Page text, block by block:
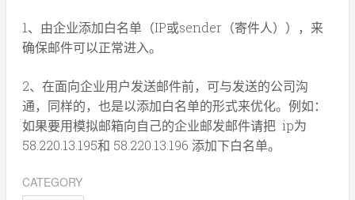
1、由企业添加白名单（IP或sender（寄件人）），来
确保邮件可以正常进入。
2、在面向企业用户发送邮件前，可与发送的公司沟
通，同样的，也是以添加白名单的形式来优化。例如：
如果要用模拟邮箱向自己的企业邮发邮件请把 ip为
58.220.13.195和 58.220.13.196 添加下白名单。
CATEGORY